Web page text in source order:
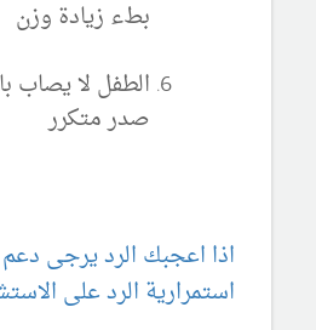
بطء زيادة وزن
الطفل لا يصاب
صدر متكرر
اذا اعجبك الرد يرجى
استمرارية الرد على